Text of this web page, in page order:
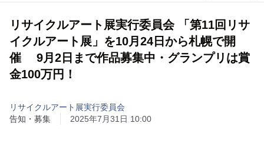
リサイクルアート展実行委員会 「第11回リサ
イクルアート展」を10月24日から札幌で開
催 9月2日まで作品募集中・グランプリは賞
金100万円！
リサイクルアート展実行委員会
告知・募集
2025年7月31日 10:00